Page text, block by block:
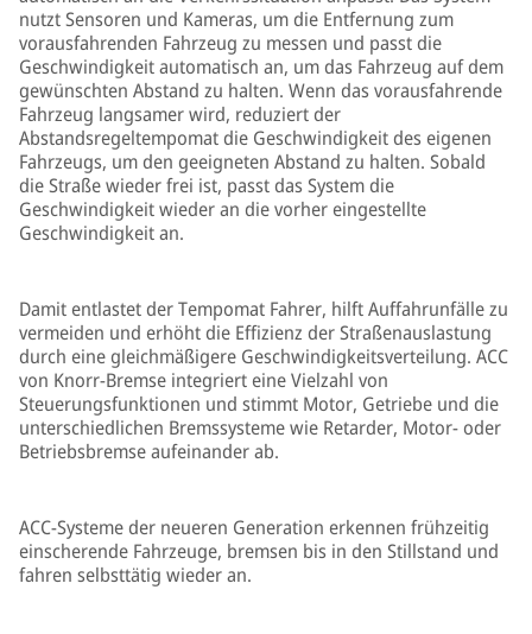
nutzt Sensoren und Kameras, um die Entfernung zum
vorausfahrenden Fahrzeug zu messen und passt die
Geschwindigkeit automatisch an, um das Fahrzeug auf dem
gewünschten Abstand zu halten. Wenn das vorausfahrende
Fahrzeug langsamer wird, reduziert der
Abstandsregeltempomat die Geschwindigkeit des eigenen
Fahrzeugs, um den geeigneten Abstand zu halten. Sobald
die Straße wieder frei ist, passt das System die
Geschwindigkeit wieder an die vorher eingestellte
Geschwindigkeit an.
Damit entlastet der Tempomat Fahrer, hilft Auffahrunfälle zu
vermeiden und erhöht die Effizienz der Straßenauslastung
durch eine gleichmäßigere Geschwindigkeitsverteilung. ACC
von Knorr-Bremse integriert eine Vielzahl von
Steuerungsfunktionen und stimmt Motor, Getriebe und die
unterschiedlichen Bremssysteme wie Retarder, Motor- oder
Betriebsbremse aufeinander ab.
ACC-Systeme der neueren Generation erkennen frühzeitig
einscherende Fahrzeuge, bremsen bis in den Stillstand und
fahren selbsttätig wieder an.